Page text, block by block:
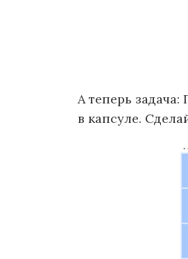
А теперь
в капсуле.